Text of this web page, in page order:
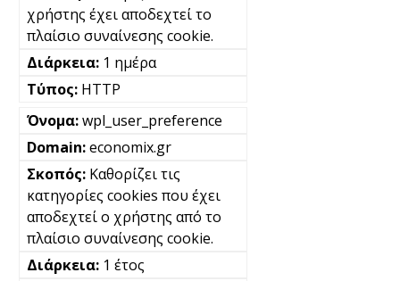
χρήστης έχει αποδεχτεί το
πλαίσιο συναίνεσης cookie.
1 ημέρα
HTTP
wpl_user_preference
economix.gr
Καθορίζει τις
κατηγορίες cookies που έχει
αποδεχτεί ο χρήστης από το
πλαίσιο συναίνεσης cookie.
1 έτος